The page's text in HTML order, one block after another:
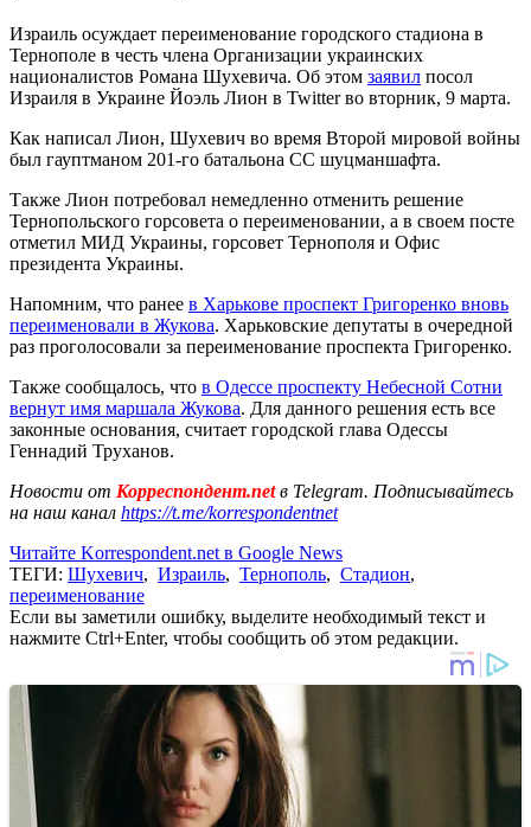
Израиль осуждает переименование городского стадиона в
Тернополе в честь члена Организации украинских
националистов Романа Шухевича. Об этом заявил посол
Израиля в Украине Йоэль Лион в Twitter во вторник, 9 марта.
Как написал Лион, Шухевич во время Второй мировой войны
был гауптманом 201-го батальона СС шуцманшафта.
Также Лион потребовал немедленно отменить решение
Тернопольского горсовета о переименовании, а в своем посте
отметил МИД Украины, горсовет Тернополя и Офис
президента Украины.
Напомним, что ранее в Харькове проспект Григоренко вновь
переименовали в Жукова. Харьковские депутаты в очередной
раз проголосовали за переименование проспекта Григоренко.
Также сообщалось, что в Одессе проспекту Небесной Сотни
вернут имя маршала Жукова. Для данного решения есть все
законные основания, считает городской глава Одессы
Геннадий Труханов.
Новости от Корреспондент.netв Telegram. Подписывайтесь
на наш канал https://t.me/korrespondentnet
Читайте Korrespondent.net в Google News
ТЕГИ: Шухевич, Израиль, Тернополь, Стадион,
переименование
Если вы заметили ошибку, выделите необходимый текст и
нажмите Ctrl+Enter, чтобы сообщить об этом редакции.